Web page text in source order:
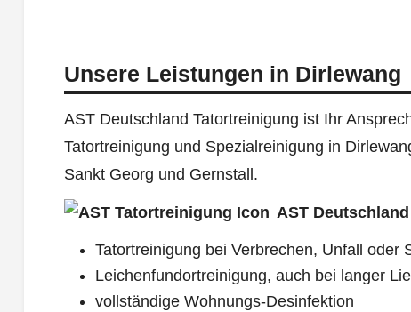
Unsere Leistungen in Dirlewang
AST Deutschland Tatortreinigung ist Ihr
Tatortreinigung und Spezialreinigung in
Sankt Georg und Gernstall.
AST
Tatortreinigung bei Verbrechen, Unfall oder
Leichenfundortreinigung, auch bei langer
vollständige Wohnungs-Desinfektion